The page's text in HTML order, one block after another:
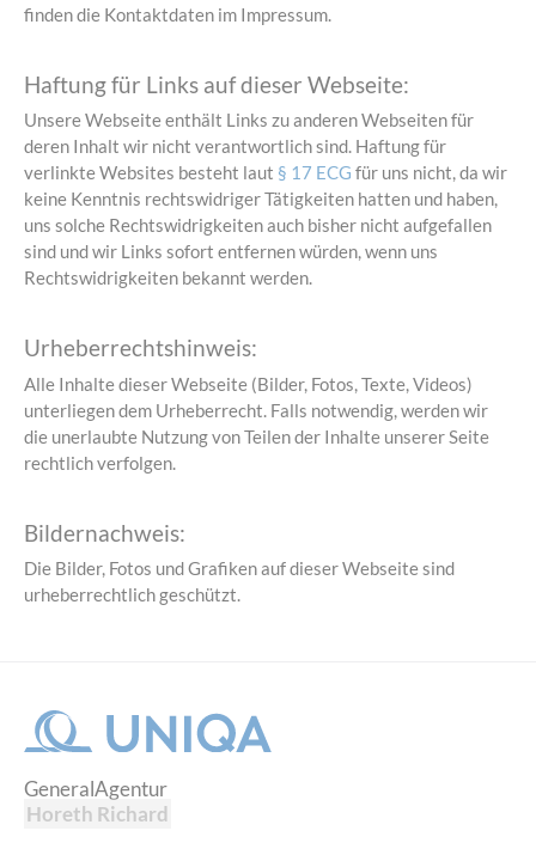
finden die Kontaktdaten im Impressum.
Haftung für Links auf dieser Webseite:
Unsere Webseite enthält Links zu anderen Webseiten für
deren Inhalt wir nicht verantwortlich sind. Haftung für
verlinkte Websites besteht laut § 17 ECG für uns nicht, da wir
keine Kenntnis rechtswidriger Tätigkeiten hatten und haben,
uns solche Rechtswidrigkeiten auch bisher nicht aufgefallen
sind und wir Links sofort entfernen würden, wenn uns
Rechtswidrigkeiten bekannt werden.
Urheberrechtshinweis:
Alle Inhalte dieser Webseite (Bilder, Fotos, Texte, Videos)
unterliegen dem Urheberrecht. Falls notwendig, werden wir
die unerlaubte Nutzung von Teilen der Inhalte unserer Seite
rechtlich verfolgen.
Bildernachweis:
Die Bilder, Fotos und Grafiken auf dieser Webseite sind
urheberrechtlich geschützt.
GeneralAgentur
Horeth Richard